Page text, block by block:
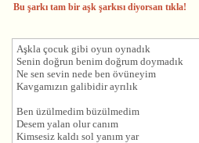
Bu şarkı tam bir aşk şarkısı diyorsan tıkla!
Aşkla çocuk gibi oyun oynadık
Senin doğrun benim doğrum doymadık
Ne sen sevin nede ben övüneyim
Kavgamızın galibidir ayrılık
Ben üzülmedim büzülmedim
Desem yalan olur canım
Kimsesiz kaldı sol yanım yar